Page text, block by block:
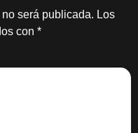
será publicada. Los
con *